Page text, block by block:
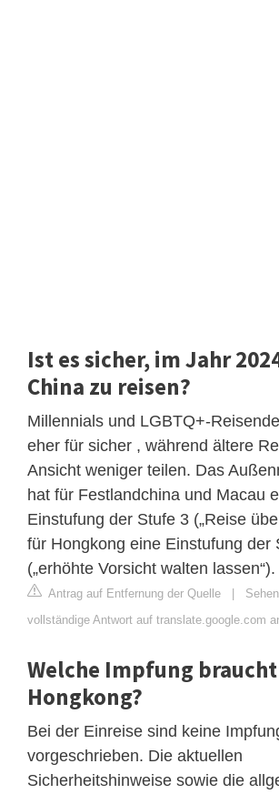
Ist es sicher, im Jahr
China zu reisen?
Millennials und LGBTQ+-
eher für sicher , während ältere
Ansicht weniger teilen. Das
hat für Festlandchina und Macau
Einstufung der Stufe 3 („Reise
für Hongkong eine Einstufung der
(„erhöhte Vorsicht walten lassen“).
Antrag auf Entfernung der Quelle
vollständige Antwort auf translate.google.com
Welche Impfung
Hongkong?
Bei der Einreise sind keine
vorgeschrieben. Die aktuellen
Sicherheitshinweise sowie die